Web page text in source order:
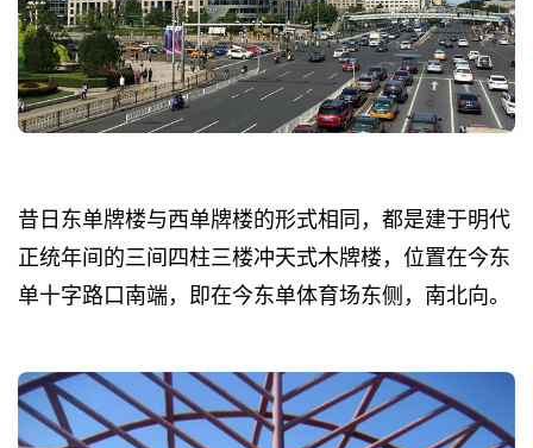
昔日东单牌楼与西单牌楼的形式相同，都是建于明代
正统年间的三间四柱三楼冲天式木牌楼，位置在今东
单十字路口南端，即在今东单体育场东侧，南北向。